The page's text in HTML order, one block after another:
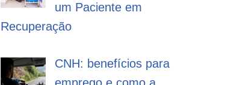
um Paciente em
Recuperação
CNH: benefícios para